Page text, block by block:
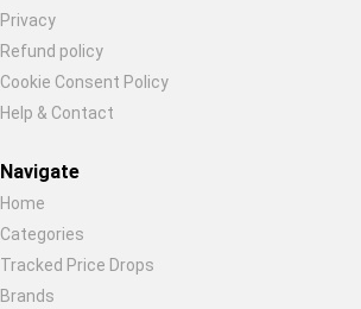
Privacy
Refund policy
Cookie Consent Policy
Help & Contact
Navigate
Home
Categories
Tracked Price Drops
Brands